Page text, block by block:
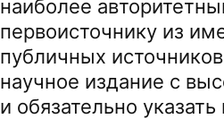
наиболее
первоисточнику из
публичных
научное издание с
и обязательно